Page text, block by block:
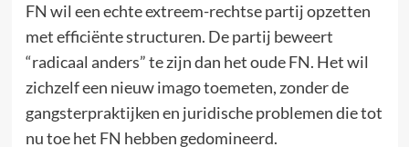
FN wil een echte extreem-rechtse partij opzetten
met efficiënte structuren. De partij beweert
“radicaal anders” te zijn dan het oude FN. Het wil
zichzelf een nieuw imago toemeten, zonder de
gangsterpraktijken en juridische problemen die tot
nu toe het FN hebben gedomineerd.